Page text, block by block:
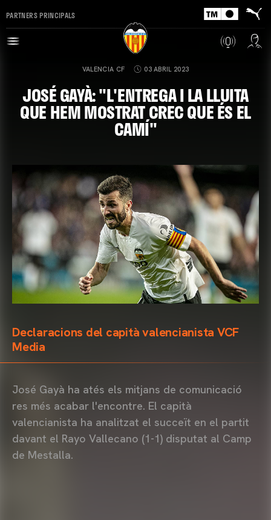
PARTNERS PRINCIPALS
VALENCIA CF 03 ABRIL 2023
JOSÉ GAYÀ: "L'ENTREGA I LA LLUITA
QUE HEM MOSTRAT CREC QUE ÉS EL
CAMÍ"
Declaracions del capità valencianista VCF
Media
José Gayà ha atés els mitjans de comunicació
res més acabar l'encontre. El capità
valencianista ha analitzat el succeït en el partit
davant el Rayo Vallecano (1-1) disputat al Camp
de Mestalla.